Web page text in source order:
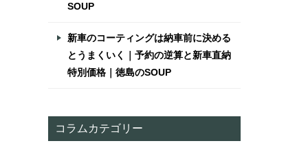
SOUP
新車のコーティングは納車前に決める
とうまくいく｜予約の逆算と新車直納
特別価格｜徳島のSOUP
コラムカテゴリー